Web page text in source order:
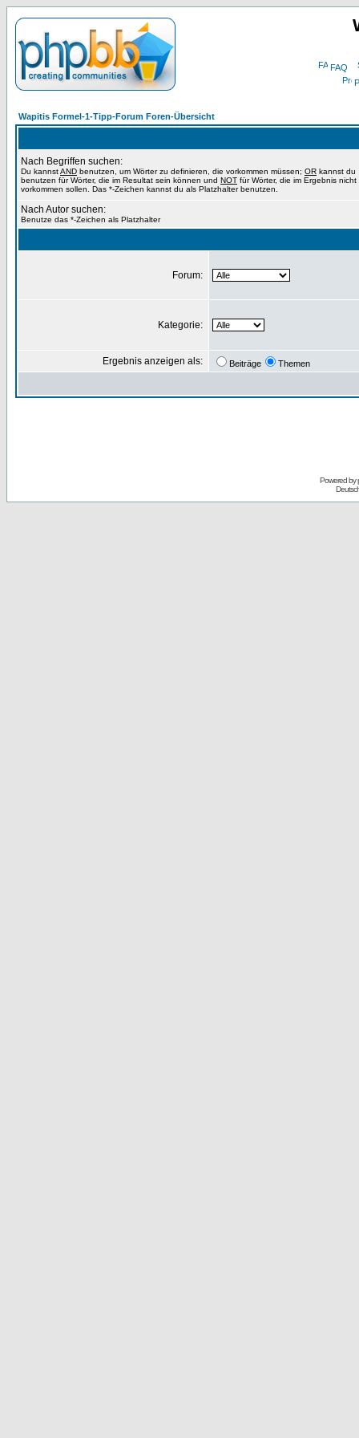
FAQ
Wapitis Formel-1-Tipp-Forum Foren-Übersicht
Nach Begriffen suchen:
Du kannstAND benutzen, um Wörter zu definieren, die vorkommen müssen; OR kannst du
benutzen für Wörter, die im Resultat sein können und NOT für Wörter, die im Ergebnis nicht
vorkommen sollen. Das *-Zeichen kannst du als Platzhalter benutzen.
Nach Autor suchen:
Benutze das *-Zeichen als Platzhalter
Forum:
Kategorie:
Ergebnis anzeigen als: Beiträge Themen
Powered by